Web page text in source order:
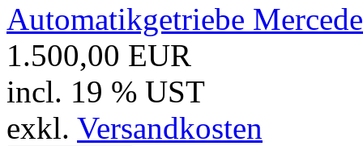
Automatikgetriebe
1.500,00 EUR
incl. 19 % UST
exkl. Versandkosten